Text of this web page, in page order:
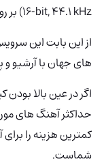
16-bit, 44.1 kHz) بر روی پلتفرم خود ارایه میکرد.
از این بابت این
های جهان با آرشیو
اگر در عین بالا
حداکثر آهنگ های
کمترین هزینه را
شماست.